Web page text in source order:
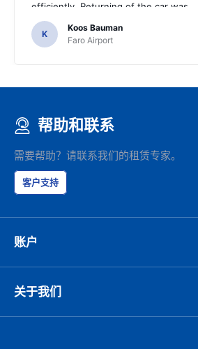
efficiently, Returning of the car was
also easy.And Hotel k3 was around the
corner.
K
Koos Bauman
Faro Airport
帮助和联系
需要帮助？请联系我们的租赁专家。
客户支持
账户
关于我们